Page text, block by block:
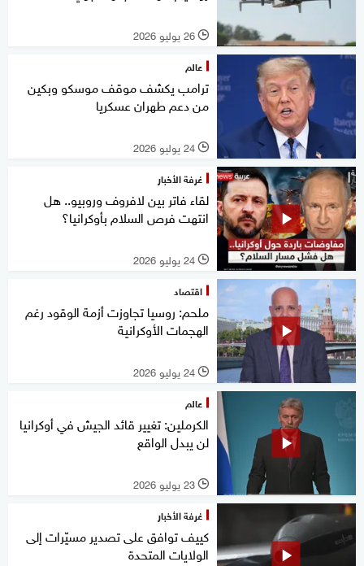
l 26 يوليو 2026
عالم
ترامب يكشف موقف موسكو وبكين
من دعم طهران عسكريا
l 24 يوليو 2026
غرفة الأخبار
لقاء فاتر بين لافروف وروبيو.. هل
انتهت فرص السلام بأوكرانيا؟
l 24 يوليو 2026
اقتصاد
ملحم: روسيا تجاوزت أزمة الوقود رغم
الهجمات الأوكرانية
l 24 يوليو 2026
عالم
الكرملين: تغيير قائد الجيش في أوكرانيا
لن يبدل الواقع
l 23 يوليو 2026
غرفة الأخبار
كييف توافق على تصدير مسيّرات إلى
الولايات المتحدة